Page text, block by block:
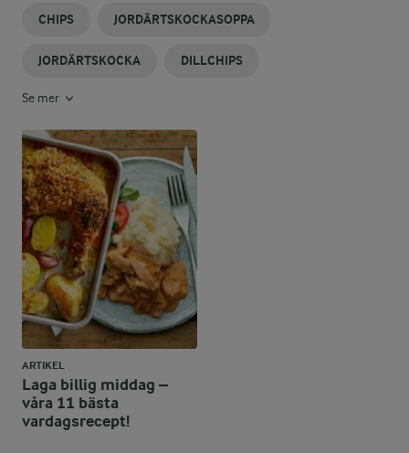
CHIPS JORDÄRTSKOCKASOPPA
JORDÄRTSKOCKA DILLCHIPS
Se mer
ARTIKEL
Laga billig middag –
våra 11 bästa
vardagsrecept!